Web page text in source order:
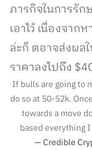
ภารกิจในการรั
เอาไว้ เนื่องจา
ล่ะก็ ตอาจส่งผล
ราคาลงไปถึง
If bulls are going to
do so at 50-52k.
towards a move
based everything
— Credible